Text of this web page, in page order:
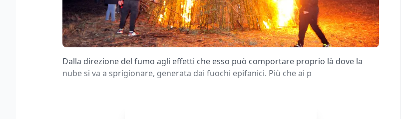
Dalla direzione del fumo agli effetti che esso può comportare proprio là dove la
nube si va a sprigionare, generata dai fuochi epifanici. Più che ai p